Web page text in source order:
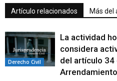
Artículo relacionados Más del
Derecho Civil
La actividad
considera
del artículo 34